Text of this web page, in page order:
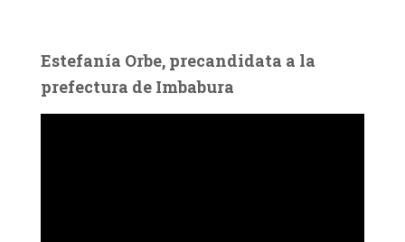
Estefanía Orbe, precandidata a la
prefectura de Imbabura